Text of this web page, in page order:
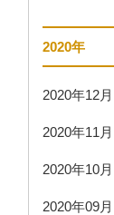
2020年
2020年12月
2020年11月
2020年10月
2020年09月